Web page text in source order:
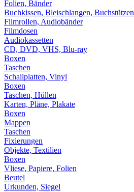
Folien, Bänder
Buchkissen, Bleischlangen, Buchstützen
Filmrollen, Audiobänder
Filmdosen
Audiokassetten
CD, DVD, VHS, Blu-ray
Boxen
Taschen
Schallplatten, Vinyl
Boxen
Taschen, Hüllen
Karten, Pläne, Plakate
Boxen
Mappen
Taschen
Fixierungen
Objekte, Textilien
Boxen
Vliese, Papiere, Folien
Beutel
Urkunden, Siegel